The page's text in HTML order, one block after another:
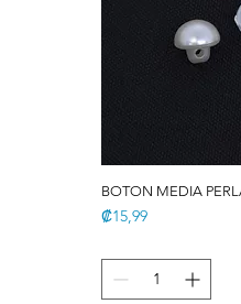
BOTON MEDIA
Precio
₡15,99